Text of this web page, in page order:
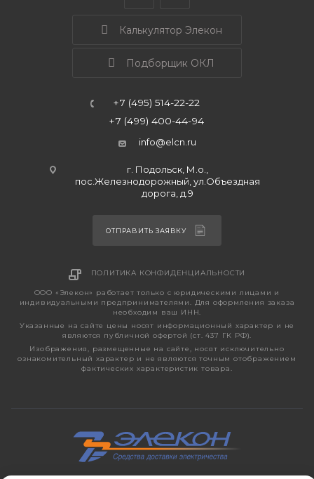
Калькулятор Элекон
Подборщик ОКЛ
+7 (495) 514-22-22
+7 (499) 400-44-94
info@elcn.ru
г. Подольск, М.о.,
пос.Железнодорожный, ул.Объездная
дорога, д.9
ОТПРАВИТЬ ЗАЯВКУ
ПОЛИТИКА КОНФИДЕНЦИАЛЬНОСТИ
ООО «Элекон» работает только с юридическими лицами и
индивидуальными предпринимателями. Для оформления заказа
необходим ваш ИНН.
Указанные на сайте цены носят информационный характер и не
являются публичной офертой (ст. 437 ГК РФ).
Изображения, размещенные на сайте, носят исключительно
ознакомительный характер и не являются точным отображением
фактических характеристик товара.